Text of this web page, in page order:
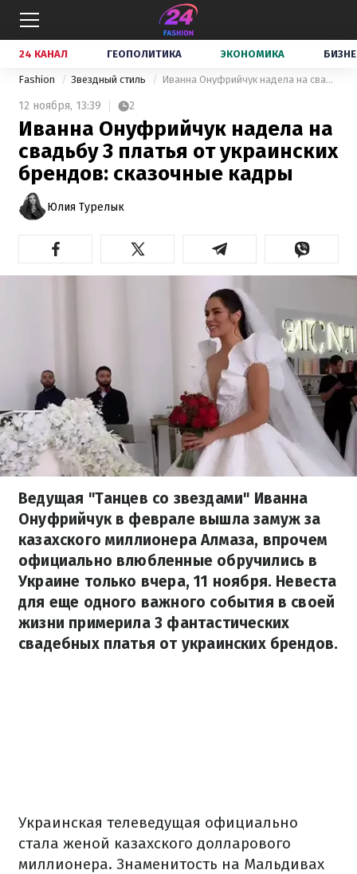
24 КАНАЛ ГЕОПОЛИТИКА ЭКОНОМИКА
Fashion Звездный стиль Иванна Онуфрийчук надела на свадьбу 3 платья от украинских брендов: сказочные кадры
12 ноября, 13:39 2
Иванна Онуфрийчук надела на
свадьбу 3 платья от украинских
брендов: сказочные кадры
Юлия Турелык
Ведущая "Танцев со звездами" Иванна
Онуфрийчук в феврале вышла замуж за
казахского миллионера Алмаза, впрочем
официально влюбленные обручились в
Украине только вчера, 11 ноября. Невеста
для еще одного важного события в своей
жизни примерила 3 фантастических
свадебных платья от украинских брендов.
Украинская телеведущая официально
стала женой казахского долларового
миллионера. Знаменитость на Мальдивах